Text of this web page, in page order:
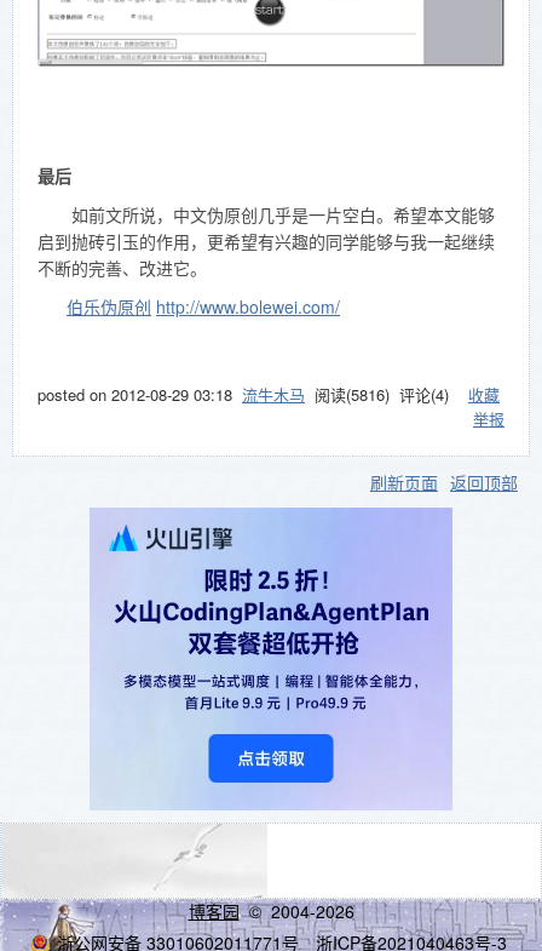
最后
如前文所说，中文伪原创几乎是一片空白。希望本文能够
启到抛砖引玉的作用，更希望有兴趣的同学能够与我一起继续
不断的完善、改进它。
伯乐伪原创 http://www.bolewei.com/
posted on 2012-08-29 03:18 流牛木马 阅读(5816) 评论(4) 收藏
举报
刷新页面 返回顶部
博客园© 2004-2026
浙公网安备 33010602011771号
浙ICP备2021040463号-3